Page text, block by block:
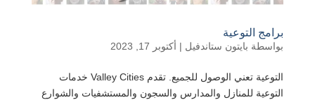
برامج التوعية
بواسطة بايتون ستاندفيل | أكتوبر 17, 2023
التوعية تعني الوصول للجميع. تقدم Valley Cities خدمات
التوعية للمنازل والمدارس والسجون والمستشفيات والشوارع